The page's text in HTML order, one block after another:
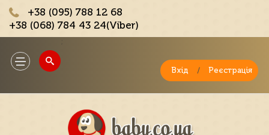
+38 (095) 788 12 68
+38 (068) 784 43 24(Viber)
Toggle
navigation
Вхід / Реєстрація